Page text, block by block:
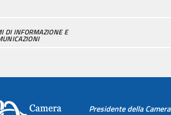
DI INFORMAZIONE E
Presidente della Camera